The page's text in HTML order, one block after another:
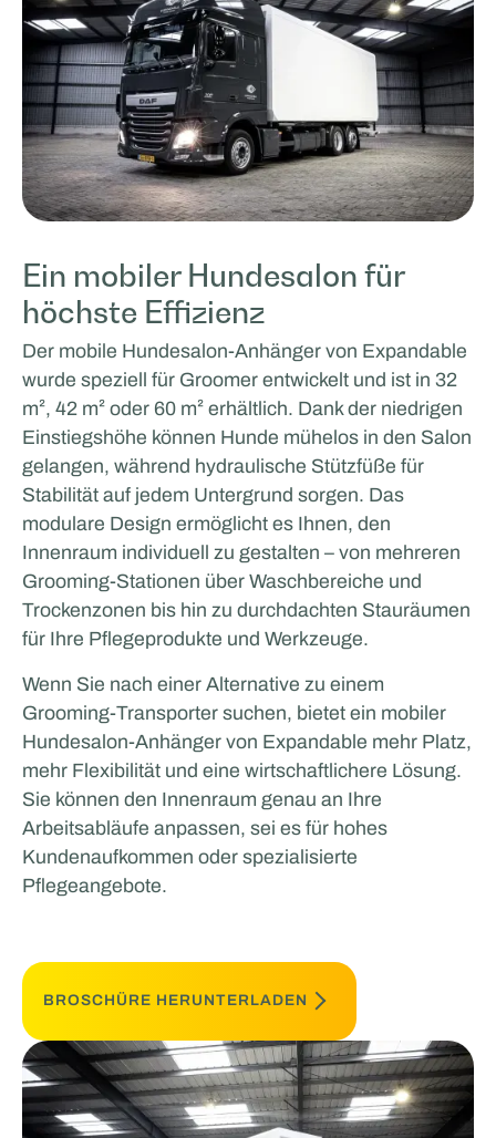
Ein mobiler Hundesalon für
höchste Effizienz
Der mobile Hundesalon-Anhänger von Expandable
wurde speziell für Groomer entwickelt und ist in 32
m², 42 m² oder 60 m² erhältlich. Dank der niedrigen
Einstiegshöhe können Hunde mühelos in den Salon
gelangen, während hydraulische Stützfüße für
Stabilität auf jedem Untergrund sorgen. Das
modulare Design ermöglicht es Ihnen, den
Innenraum individuell zu gestalten – von mehreren
Grooming-Stationen über Waschbereiche und
Trockenzonen bis hin zu durchdachten Stauräumen
für Ihre Pflegeprodukte und Werkzeuge.
Wenn Sie nach einer Alternative zu einem
Grooming-Transporter suchen, bietet ein mobiler
Hundesalon-Anhänger von Expandable mehr Platz,
mehr Flexibilität und eine wirtschaftlichere Lösung.
Sie können den Innenraum genau an Ihre
Arbeitsabläufe anpassen, sei es für hohes
Kundenaufkommen oder spezialisierte
Pflegeangebote.
BROSCHÜRE HERUNTERLADEN